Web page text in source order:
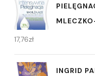
17,76zł
INGRID